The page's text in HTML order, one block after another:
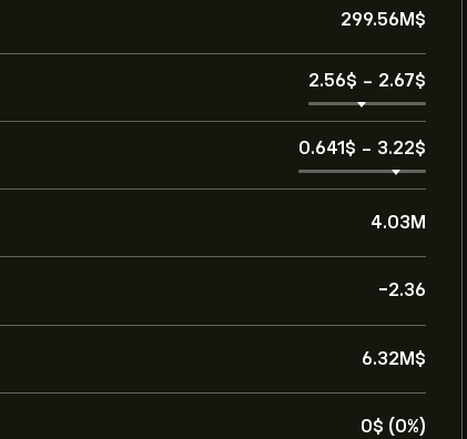
299.56M‎$‎
2.56‎$‎ - 2.67‎$‎
0.641‎$‎ - 3.22‎$‎
4.03M
-2.36
6.32M‎$‎
0‎$‎ (0%)